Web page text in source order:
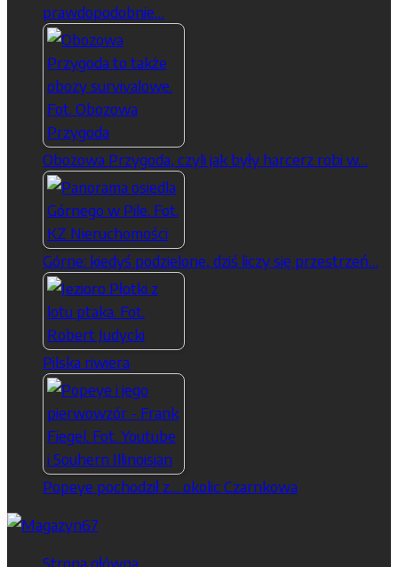
prawdopodobnie…
Obozowa Przygoda, czyli jak były harcerz robi w…
Górne: kiedyś podzielone, dziś liczy się przestrzeń…
Pilska riwiera
Popeye pochodził z… okolic Czarnkowa
Strona główna